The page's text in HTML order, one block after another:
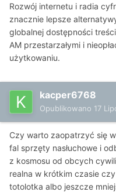
Rozwój internetu i radia
znacznie lepsze
globalnej dostępności
AM przestarzałymi i
użytkowaniu.
kacper6768
Opublikowano 17
Czy warto zaopatrzyć się
fal sprzęty nasłuchowe i
z kosmosu od obcych
realna w krótkim czasie
totolotka albo jeszcze